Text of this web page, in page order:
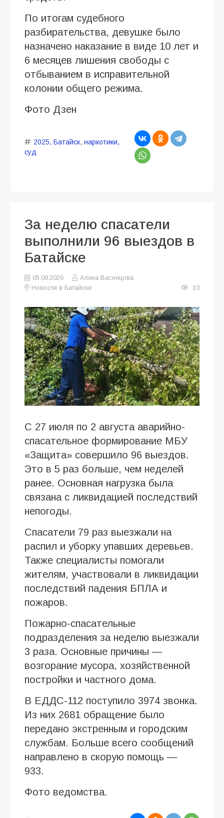
По итогам судебного
разбирательства, девушке было
назначено наказание в виде 10 лет и
6 месяцев лишения свободы с
отбыванием в исправительной
колонии общего режима.
Фото Дзен
2025, Батайск, наркотики,
суд
За неделю спасатели
выполнили 96 выездов в
Батайске
05.08.2026
Алена Васнецова
Новости в Батайске
10
С 27 июля по 2 августа аварийно-
спасательное формирование МБУ
«Защита» совершило 96 выездов.
Это в 5 раз больше, чем неделей
ранее. Основная нагрузка была
связана с ликвидацией последствий
непогоды.
Спасатели 79 раз выезжали на
распил и уборку упавших деревьев.
Также специалисты помогали
жителям, участвовали в ликвидации
последствий падения БПЛА и
пожаров.
Пожарно-спасательные
подразделения за неделю выезжали
3 раза. Основные причины —
возгорание мусора, хозяйственной
постройки и частного дома.
В ЕДДС-112 поступило 3974 звонка.
Из них 2681 обращение было
передано экстренным и городским
службам. Больше всего сообщений
направлено в скорую помощь —
933.
Фото ведомства.